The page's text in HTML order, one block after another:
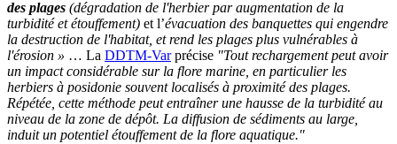
des plages (dégradation de l'herbier par augmentation de la
turbidité et étouffement) et l’évacuation des banquettes qui engendre
la destruction de l'habitat, et rend les plages plus vulnérables à
l'érosion » … La DDTM-Varprécise "Tout rechargement peut avoir
un impact considérable sur la flore marine, en particulier les
herbiers à posidonie souvent localisés à proximité des plages.
Répétée, cette méthode peut entraîner une hausse de la turbidité au
niveau de la zone de dépôt. La diffusion de sédiments au large,
induit un potentiel étouffement de la flore aquatique."